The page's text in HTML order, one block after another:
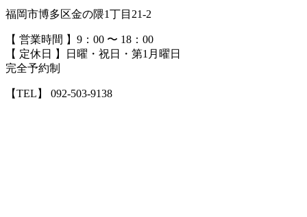
福岡市博多区金の隈1丁目21-2
【 営業時間 】9：00 〜 18：00
【 定休日 】日曜・祝日・第1月曜日
完全予約制
【TEL】 092-503-9138